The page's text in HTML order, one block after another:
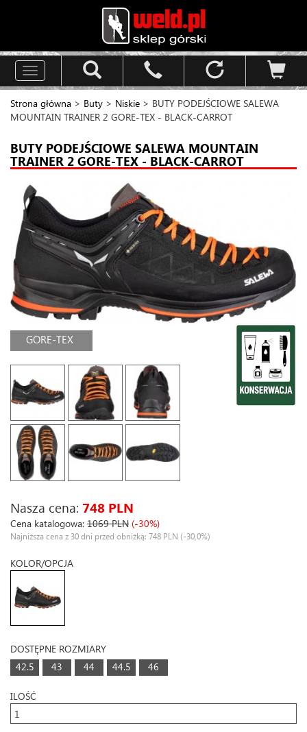
Toggle
navigation
Strona główna > Buty > Niskie > BUTY PODEJŚCIOWE SALEWA
MOUNTAIN TRAINER 2 GORE-TEX - BLACK-CARROT
BUTY PODEJŚCIOWE SALEWA MOUNTAIN
TRAINER 2 GORE-TEX - BLACK-CARROT
GORE-TEX
Nasza cena: 748 PLN
Cena katalogowa: 1069 PLN (-30%)
Najniższa cena z 30 dni przed obniżką: 748 PLN (-30,0%)
KOLOR/OPCJA
DOSTĘPNE ROZMIARY
42.5
43 44 44.5 46
ILOŚĆ